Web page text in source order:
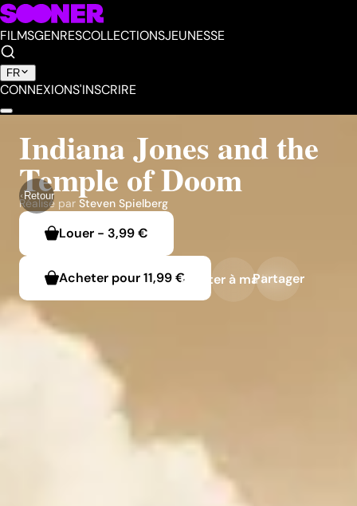
FILMSGENRESCOLLECTIONSJEUNESSE
FR
CONNEXIONS'INSCRIRE
Retour
Indiana Jones and the
Temple of Doom
Réalisé par Steven Spielberg
Louer - 3,99 €
Acheter pour11,99 €Ajouter à ma liste
Partager